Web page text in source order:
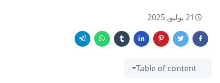
21 يوليو, 2025
Table of content